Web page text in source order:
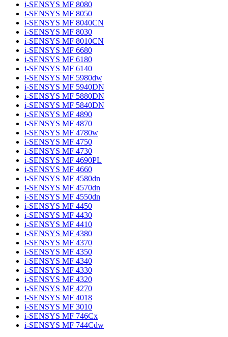
i-SENSYS MF 8080
i-SENSYS MF 8050
i-SENSYS MF 8040CN
i-SENSYS MF 8030
i-SENSYS MF 8010CN
i-SENSYS MF 6680
i-SENSYS MF 6180
i-SENSYS MF 6140
i-SENSYS MF 5980dw
i-SENSYS MF 5940DN
i-SENSYS MF 5880DN
i-SENSYS MF 5840DN
i-SENSYS MF 4890
i-SENSYS MF 4870
i-SENSYS MF 4780w
i-SENSYS MF 4750
i-SENSYS MF 4730
i-SENSYS MF 4690PL
i-SENSYS MF 4660
i-SENSYS MF 4580dn
i-SENSYS MF 4570dn
i-SENSYS MF 4550dn
i-SENSYS MF 4450
i-SENSYS MF 4430
i-SENSYS MF 4410
i-SENSYS MF 4380
i-SENSYS MF 4370
i-SENSYS MF 4350
i-SENSYS MF 4340
i-SENSYS MF 4330
i-SENSYS MF 4320
i-SENSYS MF 4270
i-SENSYS MF 4018
i-SENSYS MF 3010
i-SENSYS MF 746Cx
i-SENSYS MF 744Cdw